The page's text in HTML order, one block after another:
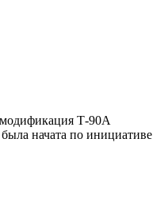
Т-90А
начата по инициативе